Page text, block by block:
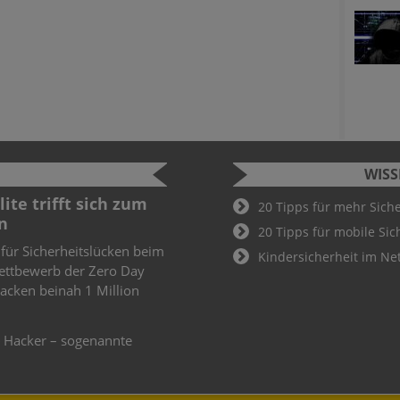
trifft sich zum
Sicherheitslücken beim
der Zero Day
beinah 1 Million
Hacker – sogenannte
Cyber
2022
Schüler und
20 Tipps für mehr
20 Tipps für mobile
Kindersicherheit im